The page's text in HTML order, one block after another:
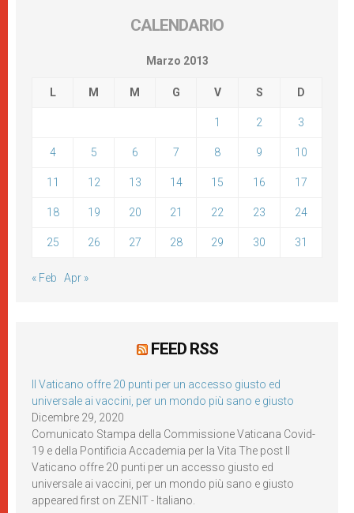
CALENDARIO
Marzo 2013
L M M G V S D
1 2 3
4 5 6 7 8 9 10
11 12 13 14 15 16 17
18 19 20 21 22 23 24
25 26 27 28 29 30 31
« Feb Apr »
FEED RSS
Il Vaticano offre 20 punti per un accesso giusto ed
universale ai vaccini, per un mondo più sano e giusto
Dicembre 29, 2020
Comunicato Stampa della Commissione Vaticana Covid-
19 e della Pontificia Accademia per la Vita The post Il
Vaticano offre 20 punti per un accesso giusto ed
universale ai vaccini, per un mondo più sano e giusto
appeared first on ZENIT - Italiano.